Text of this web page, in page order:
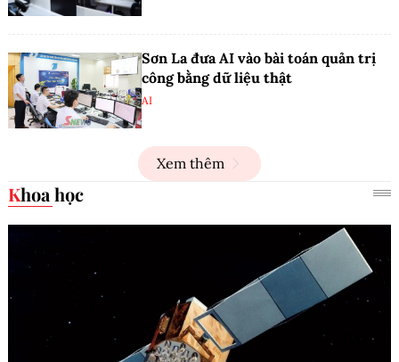
Sơn La đưa AI vào bài toán quản trị
công bằng dữ liệu thật
AI
Xem thêm
Khoa học